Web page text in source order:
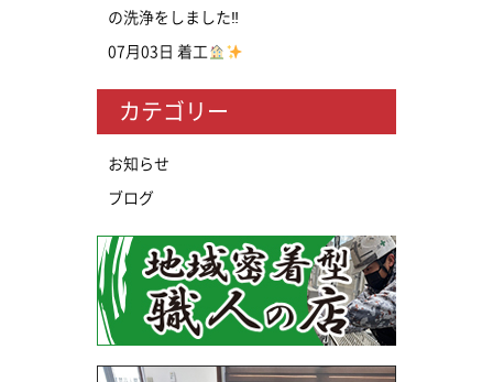
の洗浄をしました‼
07月03日 着工
カテゴリー
お知らせ
ブログ